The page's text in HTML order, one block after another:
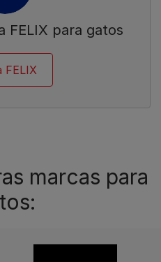
FELIX para gatos
FELIX
marcas para